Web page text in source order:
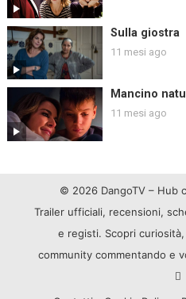
Sulla giostra
11 mesi ago
Mancino
11 mesi ago
© 2026 DangoTV – Hub
Trailer ufficiali, recensioni,
e registi. Scopri
community commentando e